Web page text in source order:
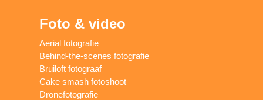
Foto & video
Aerial fotografie
Behind-the-scenes fotografie
Bruiloft fotograaf
Cake smash fotoshoot
Dronefotografie